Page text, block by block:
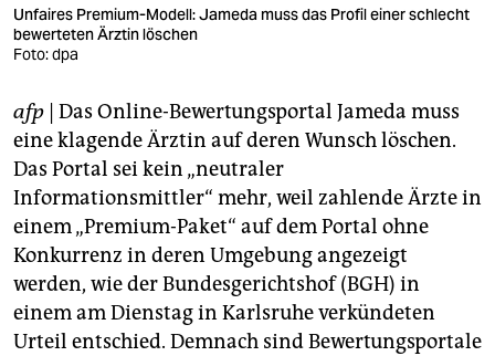
veranstaltungen
shop
fragen & hilfe
unterstützen
abo
genossenschaft
epaper login
Unfaires Premium-Modell: Jameda muss das Profil einer schlecht
bewerteten Ärztin löschen
Foto: dpa
afp | Das Online-Bewertungsportal Jameda muss
eine klagende Ärztin auf deren Wunsch löschen.
Das Portal sei kein „neutraler
Informationsmittler“ mehr, weil zahlende Ärzte in
einem „Premium-Paket“ auf dem Portal ohne
Konkurrenz in deren Umgebung angezeigt
werden, wie der Bundesgerichtshof (BGH) in
einem am Dienstag in Karlsruhe verkündeten
Urteil entschied. Demnach sind Bewertungsportale